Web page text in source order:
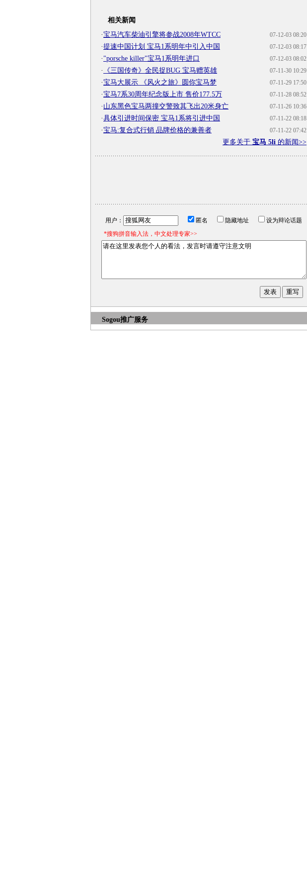
相关新闻
07-12-03 08:20
·宝马汽车柴油引擎将参战2008年WTCC
07-12-03 08:17
·提速中国计划 宝马1系明年中引入中国
07-12-03 08:02
· "porsche killer"宝马1系明年进口
07-11-30 10:29
· 《三国传奇》全民捉BUG 宝马赠英雄
07-11-29 17:50
·宝马大展示 《风火之旅》圆你宝马梦
07-11-28 08:52
·宝马7系30周年纪念版上市 售价177.5万
07-11-26 10:36
· 山东黑色宝马两撞交警致其飞出20米身亡
07-11-22 08:18
·具体引进时间保密 宝马1系将引进中国
07-11-22 07:42
·宝马:复合式行销 品牌价格的兼善者
更多关于 宝马 5li 的新闻>>
用户： 匿名 隐藏地址
设为辩论话题
*搜狗拼音输入法，中文处理专家>>
Sogou推广服务